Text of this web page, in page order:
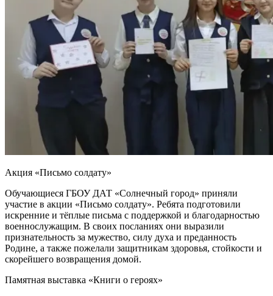
Акция «Письмо солдату»
Обучающиеся ГБОУ ДАТ «Солнечный город» приняли
участие в акции «Письмо солдату». Ребята подготовили
искренние и тёплые письма с поддержкой и благодарностью
военнослужащим. В своих посланиях они выразили
признательность за мужество, силу духа и преданность
Родине, а также пожелали защитникам здоровья, стойкости и
скорейшего возвращения домой.
Памятная выставка «Книги о героях»